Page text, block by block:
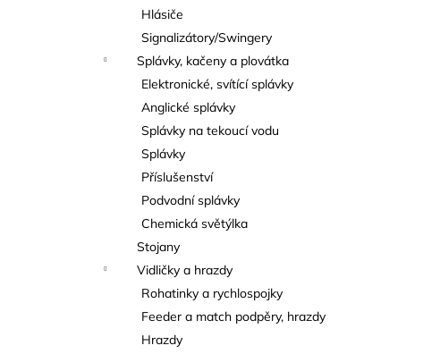
Hlásiče
Signalizátory/Swingery
Splávky, kačeny a plovátka
Elektronické, svítící splávky
Anglické splávky
Splávky na tekoucí vodu
Splávky
Příslušenství
Podvodní splávky
Chemická světýlka
Stojany
Vidličky a hrazdy
Rohatinky a rychlospojky
Feeder a match podpěry, hrazdy
Hrazdy